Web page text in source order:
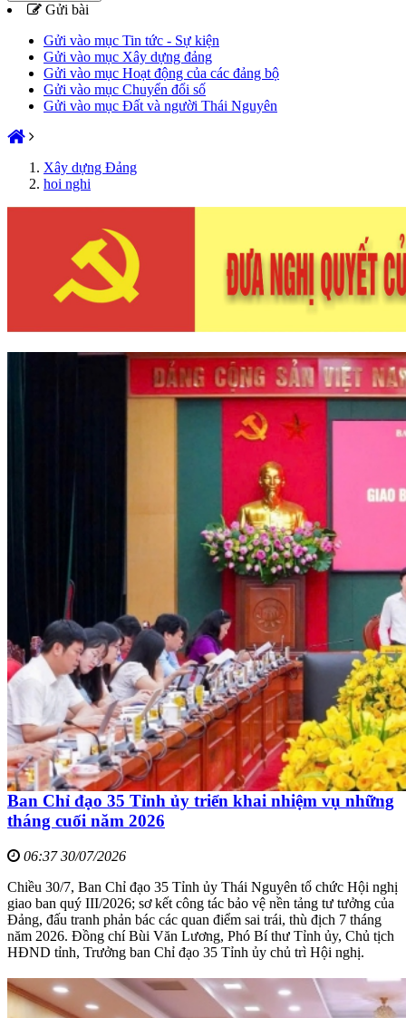
Gửi bài
Gửi vào mục Tin tức - Sự kiện
Gửi vào mục Xây dựng đảng
Gửi vào mục Hoạt động của các đảng bộ
Gửi vào mục Chuyển đổi số
Gửi vào mục Đất và người Thái Nguyên
Xây dựng Đảng
hoi nghi
Ban Chỉ đạo 35 Tỉnh ủy triển khai nhiệm vụ những
tháng cuối năm 2026
06:37 30/07/2026
Chiều 30/7, Ban Chỉ đạo 35 Tỉnh ủy Thái Nguyên tổ chức Hội nghị
giao ban quý III/2026; sơ kết công tác bảo vệ nền tảng tư tưởng của
Đảng, đấu tranh phản bác các quan điểm sai trái, thù địch 7 tháng
năm 2026. Đồng chí Bùi Văn Lương, Phó Bí thư Tỉnh ủy, Chủ tịch
HĐND tỉnh, Trưởng ban Chỉ đạo 35 Tỉnh ủy chủ trì Hội nghị.